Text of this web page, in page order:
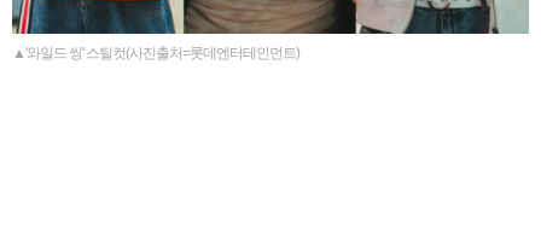
▲'와일드 씽' 스틸컷(사진출처=롯데엔터테인먼트)